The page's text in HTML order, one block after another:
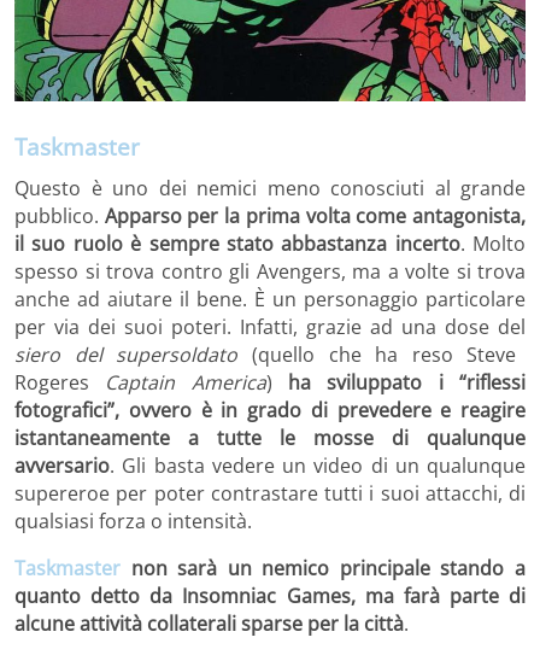
Taskmaster
Questo è uno dei nemici meno conosciuti al grande
pubblico. Apparso per la prima volta come antagonista,
il suo ruolo è sempre stato abbastanza incerto. Molto
spesso si trova contro gli Avengers, ma a volte si trova
anche ad aiutare il bene. È un personaggio particolare
per via dei suoi poteri. Infatti, grazie ad una dose del
siero del supersoldato (quello che ha reso Steve
Rogeres Captain America) ha sviluppato i “riflessi
fotografici”, ovvero è in grado di prevedere e reagire
istantaneamente a tutte le mosse di qualunque
avversario. Gli basta vedere un video di un qualunque
supereroe per poter contrastare tutti i suoi attacchi, di
qualsiasi forza o intensità.
Taskmaster non sarà un nemico principale stando a
quanto detto da Insomniac Games, ma farà parte di
alcune attività collaterali sparse per la città.